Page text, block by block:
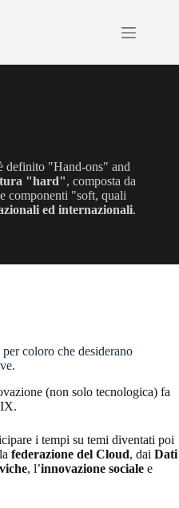
definito "Hand-ons" and
"hard", composta da
componenti "soft, quali
ed internazionali.
coloro che desiderano
(non solo tecnologica) fa
i tempi su temi diventati poi
federazione del Cloud, dai Dati
, l’innovazione sociale e